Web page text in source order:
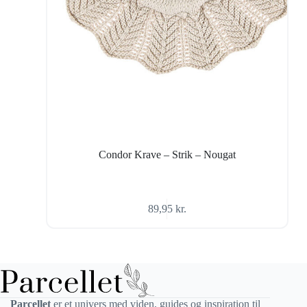
Condor Krave – Strik – Nougat
89,95 kr.
Parcelleter et univers med viden, guides og inspiration til